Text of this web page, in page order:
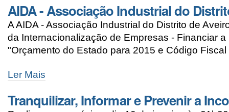
AIDA - Associação Industrial do
A AIDA - Associação Industrial do Distrito de
da Internacionalização de Empresas - Financiar
"Orçamento do Estado para 2015 e Código
Ler Mais
Tranquilizar, Informar e Prevenir a